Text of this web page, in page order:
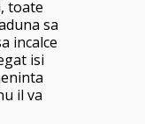
toate
sa
incalce
isi
il va